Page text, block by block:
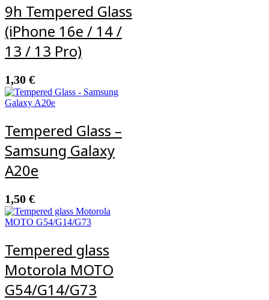
9h Tempered Glass
(iPhone 16e / 14 /
13 / 13 Pro)
1,30 €
Tempered Glass –
Samsung Galaxy
A20e
1,50 €
Tempered glass
Motorola MOTO
G54/G14/G73